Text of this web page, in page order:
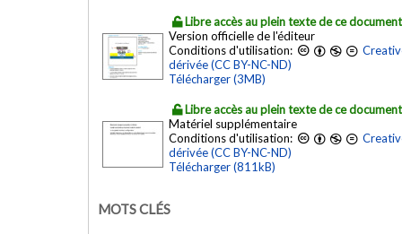
Libre accès au plein texte de ce document
Version officielle de l'éditeur
Conditions d'utilisation:
dérivée (CC BY-NC-ND)
Télécharger (3MB)
Libre accès au plein texte de ce document
Matériel supplémentaire
Conditions d'utilisation:
dérivée (CC BY-NC-ND)
Télécharger (811kB)
MOTS CLÉS